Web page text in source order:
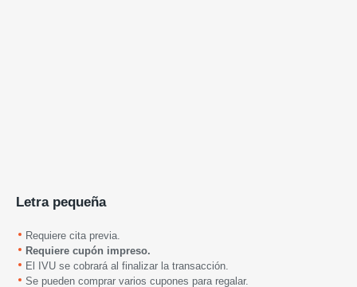
Letra pequeña
Requiere cita previa.
Requiere cupón impreso.
El IVU se cobrará al finalizar la transacción.
Se pueden comprar varios cupones para regalar.